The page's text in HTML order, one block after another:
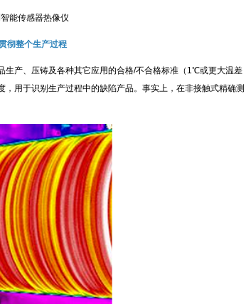
能传感器热像仪
彻整个生产过程
产、压铸及各种其它应用的合格/不合格标准（1℃或更大温差
用于识别生产过程中的缺陷产品。事实上，在非接触式精确测